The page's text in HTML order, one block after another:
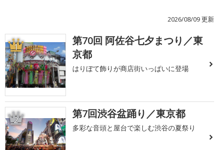
2026/08/09 更新
1
第70回 阿佐谷七夕まつり／東
京都
はりぼて飾りが商店街いっぱいに登場
2 第7回渋谷盆踊り／東京都
多彩な音頭と屋台で楽しむ渋谷の夏祭り